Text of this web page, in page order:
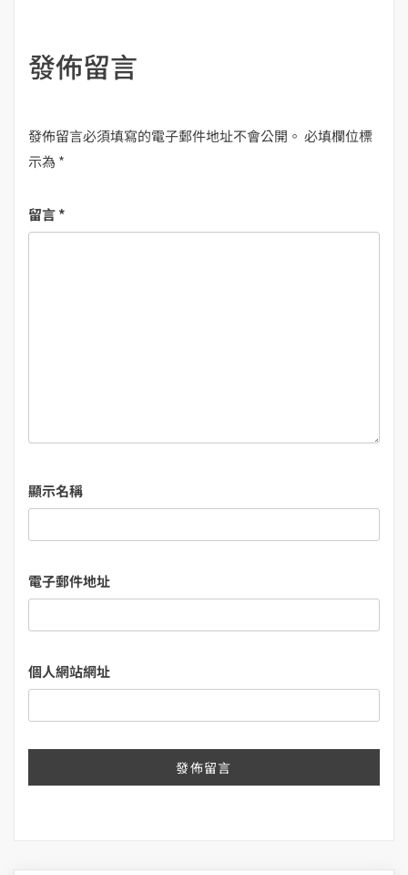
發佈留言
發佈留言必須填寫的電子郵件地址不會公開。 必填欄位標
示為 *
留言*
顯示名稱
電子郵件地址
個人網站網址